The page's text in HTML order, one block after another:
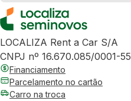
LOCALIZA Rent a Car S/A
CNPJ nº 16.670.085/0001-55
Financiamento
Parcelamento no cartão
Carro na troca